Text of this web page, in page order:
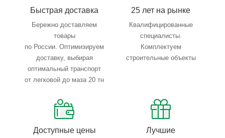
Быстрая доставка
Бережно доставляем
товары
по России. Оптимизируем
доставку, выбирая
оптимальный транспорт
от легковой до маза 20 тн
25 лет на рынке
Квалифицированные
специалисты.
Комплектуем
строительные объекты
Доступные цены Лучшие